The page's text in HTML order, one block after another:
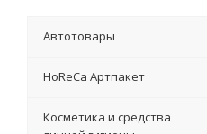
Автотовары
HoReCa Артпакет
Косметика и средства